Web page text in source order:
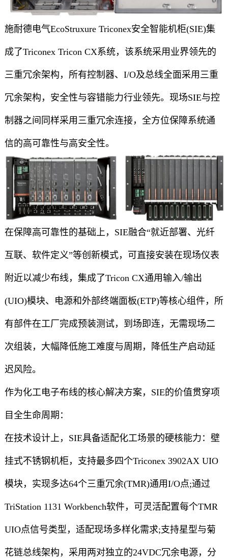
施耐德电气EcoStruxure Triconex安全智能机柜(SIE)集
成了Triconex Tricon CX系统，该系统采用业界领先的
三重冗余架构，所有控制器、I/O及总线全面采用三重
冗余架构，安全性与容错能力行业领先。现场SIE与控
制器之间同样采用三重冗余连接，全方位保障系统通
信的高可靠性与高安全性。
在保障高可靠性的基础上，SIE融合“就近部署、光纤
互联、软件定义”等创新模式，可直接安装在现场仪表
附近以减少布线，集成了Tricon CX通用输入/输出
(UIO)模块、电源和外部终端面板(ETP)等核心组件，所
有部件在工厂完成预装测试，到场即连，无需现场二
次组装，大幅降低施工难度与周期，降低生产启动延
迟风险。
作为化工电子布线的核心解决方案，SIE的价值贯穿项
目全生命周期：
在技术设计上，SIE具备适配化工场景的硬核能力：壁
挂式不锈钢机柜，支持最多四个Triconex 3902AX UIO
模块，实现多达64个三重冗余(TMR)通用I/O点;通过
TriStation 1131 Workbench软件，可灵活配置每个TMR
UIO点信号类型，适配现场多样化需求;支持星型与菊
花链总线架构，采用两对独立的24VDC冗余电源，分